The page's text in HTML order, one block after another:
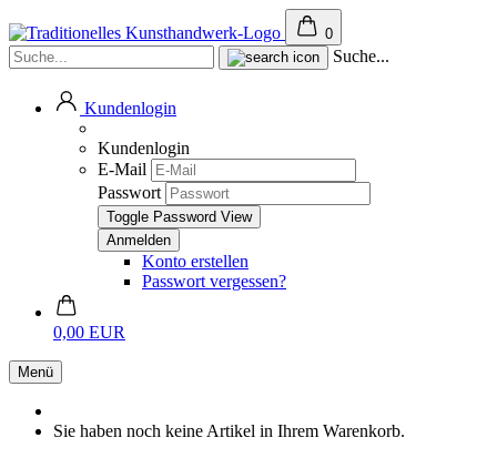
0
Suche...
Kundenlogin
Kundenlogin
E-Mail
Passwort
Toggle Password View
Konto erstellen
Passwort vergessen?
0,00 EUR
Menü
Sie haben noch keine Artikel in Ihrem Warenkorb.